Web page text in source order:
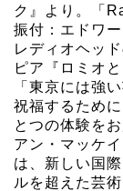
ク』より。「
振付：エドワ
レディオヘッ
ピア『ロミオ
「東京には強
祝福するため
とつの体験を
アン・マッケ
は、新しい国
ルを超えた芸